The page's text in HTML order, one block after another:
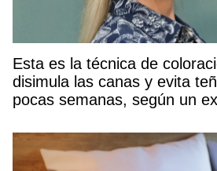
Esta es la técnica de
disimula las canas y evita
pocas semanas, según un